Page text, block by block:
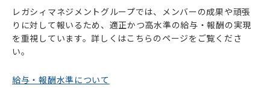
レガシィマネジメントグループでは、メンバーの成果や頑張
りに対して報いるため、適正かつ高水準の給与・報酬の実現
を重視しています。詳しくはこちらのページをご覧くださ
い。
給与・報酬水準について